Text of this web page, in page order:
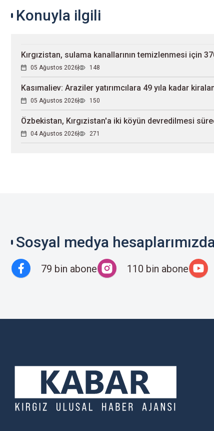
Konuyla ilgili
Kırgızistan, sulama kanallarının temizlenmesi için
05 Ağustos 2026 148
Kasımaliev: Araziler yatırımcılara 49 yıla kadar
05 Ağustos 2026 150
Özbekistan, Kırgızistan'a iki köyün devredilmesi
04 Ağustos 2026 271
Sosyal medya
79 bin abone 110 bin abone